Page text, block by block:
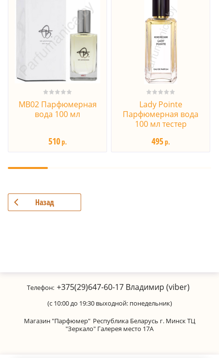
MB02 Парфюмерная
вода 100 мл
510р.
Lady Pointe
Парфюмерная вода
100 мл тестер
495р.
Назад
Телефон: +375(29)647-60-17 Владимир (viber)
(с 10:00 до 19:30 выходной: понедельник)
Магазин "Парфюмер" Республика Беларусь г. Минск ТЦ
"Зеркало" Галерея место 17А